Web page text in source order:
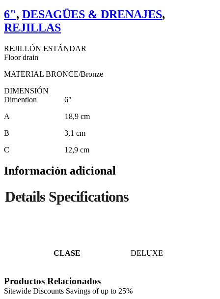
6", DESAGÜES & DRENAJES,
REJILLAS
REJILLÓN ESTÁNDAR
Floor drain
MATERIAL BRONCE/Bronze
DIMENSIÓN
Dimention 6″
A 18,9 cm
B 3,1 cm
C 12,9 cm
Información adicional
CLASE DELUXE
Productos Relacionados